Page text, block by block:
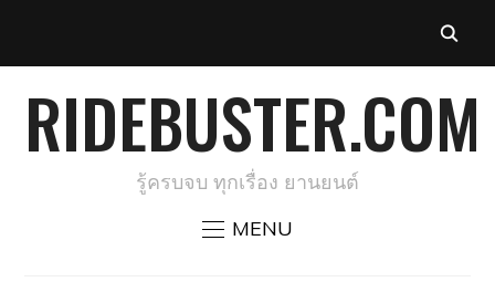
RIDEBUSTER.COM
รู้ครบจบ ทุกเรื่อง ยานยนต์
MENU